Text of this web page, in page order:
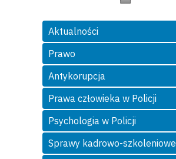
Aktualności
Prawo
Antykorupcja
Prawa człowieka w Policji
Psychologia w Policji
Sprawy kadrowo-szkoleniowe